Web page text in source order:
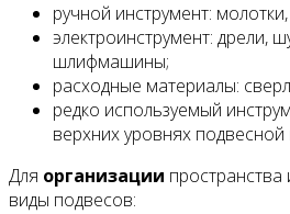
ручной инструмент:
электроинструмент: дрели,
шлифмашины;
расходные материалы:
редко используемый
верхних уровнях подвесной
Для организации
виды подвесов: